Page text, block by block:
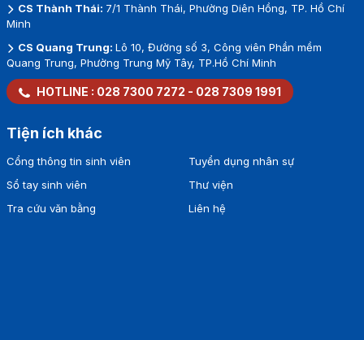
CS Thành Thái: 7/1 Thành Thái, Phường Diên Hồng, TP. Hồ Chí
Minh
CS Quang Trung: Lô 10, Đường số 3, Công viên Phần mềm
Quang Trung, Phường Trung Mỹ Tây, TP.Hồ Chí Minh
HOTLINE : 028 7300 7272 - 028 7309 1991
Tiện ích khác
Cổng thông tin sinh viên
Sổ tay sinh viên
Tra cứu văn bằng
Tuyển dụng nhân sự
Thư viện
Liên hệ